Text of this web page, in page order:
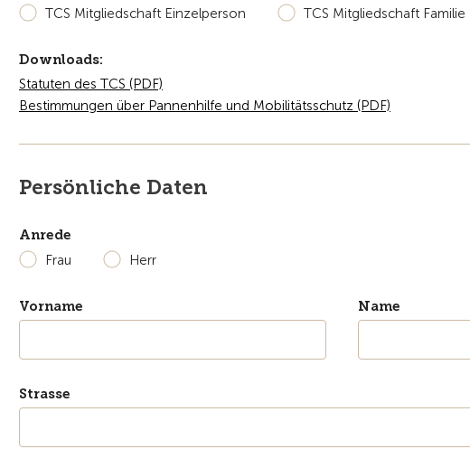
TCS Mitgliedschaft Einzelperson
TCS Mitgliedschaft Familie
Downloads:
Statuten des TCS (PDF)
Bestimmungen über Pannenhilfe und Mobilitätsschutz (PDF)
Persönliche Daten
Anrede
Frau
Herr
Vorname Name
Strasse